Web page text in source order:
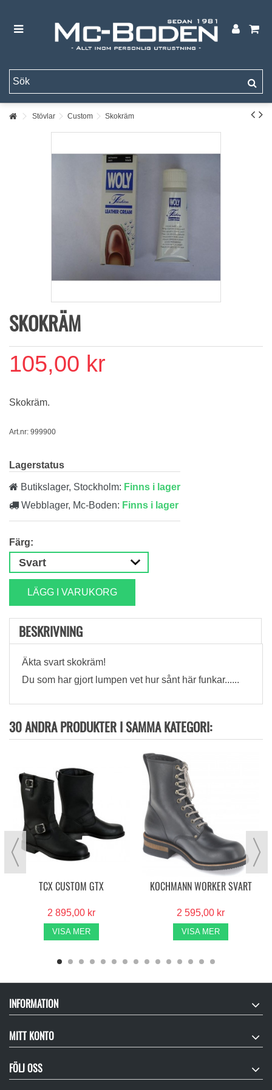
Stövlar Custom Skokräm
SKOKRÄM
105,00 kr
Skokräm.
Art.nr: 999900
Lagerstatus
Butikslager, Stockholm: Finns i lager
Webblager, Mc-Boden: Finns i lager
Färg:
LÄGG I VARUKORG
BESKRIVNING
Äkta svart skokräm!
Du som har gjort lumpen vet hur sånt här funkar......
30 ANDRA PRODUKTER I SAMMA KATEGORI:
TCX CUSTOM GTX
2 895,00 kr
VISA MER
KOCHMANN WORKER SVART
2 595,00 kr
VISA MER
INFORMATION
MITT KONTO
FÖLJ OSS